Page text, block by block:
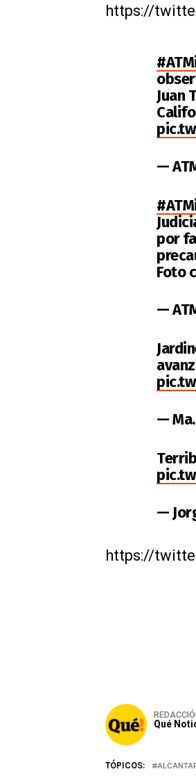
https://
Juan
—
por
Foto
—
—
—
https://
Qué
TÓPICOS: